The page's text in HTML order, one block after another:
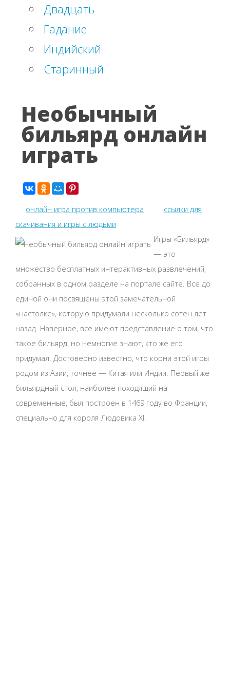
Двадцать
Гадание
Индийский
Старинный
Необычный
бильярд онлайн
играть
онлайн игра против компьютера
ссылки для
скачивания и игры с людьми
Игры «Бильярд»
— это
множество бесплатных интерактивных развлечений,
собранных в одном разделе на портале сайте. Все до
единой они посвящены этой замечательной
«настолке», которую придумали несколько сотен лет
назад. Наверное, все имеют представление о том, что
такое бильярд, но немногие знают, кто же его
придумал. Достоверно известно, что корни этой игры
родом из Азии, точнее — Китая или Индии. Первый же
бильярдный стол, наиболее походящий на
современные, был построен в 1469 году во Франции,
специально для короля Людовика XI.